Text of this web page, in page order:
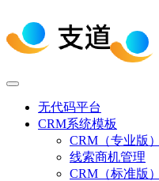
无代码平台
CRM系统模板
CRM（专业版）
线索商机管理
CRM（标准版）